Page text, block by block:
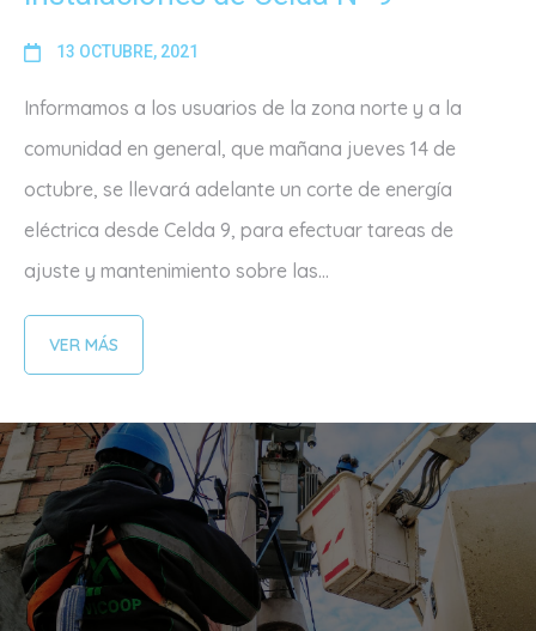
13 OCTUBRE, 2021
Informamos a los usuarios de la zona norte y a la
comunidad en general, que mañana jueves 14 de
octubre, se llevará adelante un corte de energía
eléctrica desde Celda 9, para efectuar tareas de
ajuste y mantenimiento sobre las...
VER MÁS